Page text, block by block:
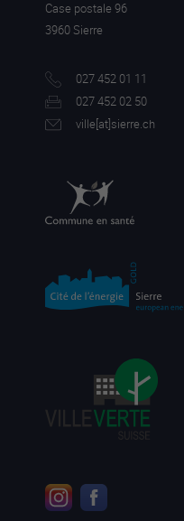
Case postale 96
3960 Sierre
027 452 01 11
027 452 02 50
ville[at]sierre.ch